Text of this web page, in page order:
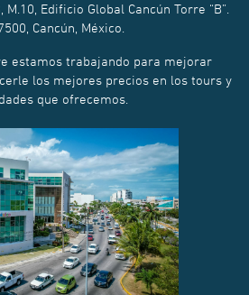
M.10, Edificio Global Cancún Torre “B”.
Cancún, México.
estamos trabajando para mejorar
los mejores precios en los tours y
que ofrecemos.